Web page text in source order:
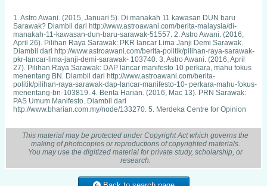
1. Astro Awani. (2015, Januari 5). Di manakah 11 kawasan DUN baru
Sarawak? Diambil dari http://www.astroawani.com/berita-malaysia/di-
manakah-11-kawasan-dun-baru-sarawak-51557. 2. Astro Awani. (2016,
April 26). Pilihan Raya Sarawak: PKR lancar Lima Janji Demi Sarawak.
Diambil dari http://www.astroawani.com/berita-politik/pilihan-raya-sarawak-
pkr-lancar-lima-janji-demi-sarawak- 103740. 3. Astro Awani. (2016, April
27). Pilihan Raya Sarawak: DAP lancar manifesto 10 perkara, mahu fokus
menentang BN. Diambil dari http://www.astroawani.com/berita-
politik/pilihan-raya-sarawak-dap-lancar-manifesto-10- perkara-mahu-fokus-
menentang-bn-103819. 4. Berita Harian. (2016, Mac 13). PRN Sarawak:
PAS Umum Manifesto. Diambil dari
http://www.bharian.com.my/node/133270. 5. Merdeka Centre for Opinion
http://merdeka.org/pages/04_inNews02.html. 6. Nawar Firdaws. (2016, April
26). PKR claims it is more popular than DAP in Batu Kitang. Free Malaysia
Today. Diambil dari
https://www.freemalaysiatoday.com/category/nation/2016/04/26/pkr-claims-
it-is-more-popular-than-dap- in-batu-kitang/. 7. Shaharuddin Badaruddin
dan Suekadiana Affendi. (2008). Kecemerlangan Politik Peribumi
Melayu/Melanau Muslim Dalam Pilihanraya Sarawak. Dalam Masyarakat
Peribumi Cemerlang oleh Jiram Jamit et. Al. Akademi Pengajian Brunei.
This material may be protected under Copyright Act which governs the
making of photocopies or reproductions of copyrighted materials.
You may use the digitized material for private study, scholarship, or
research.